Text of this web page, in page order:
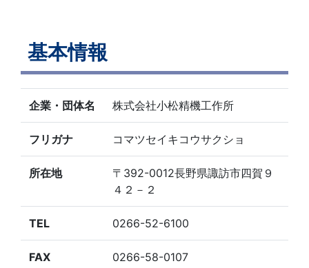
基本情報
企業・団体名 株式会社小松精機工作所
フリガナ コマツセイキコウサクショ
所在地
〒392-0012長野県諏訪市四賀９
４２－２
TEL 0266-52-6100
FAX 0266-58-0107